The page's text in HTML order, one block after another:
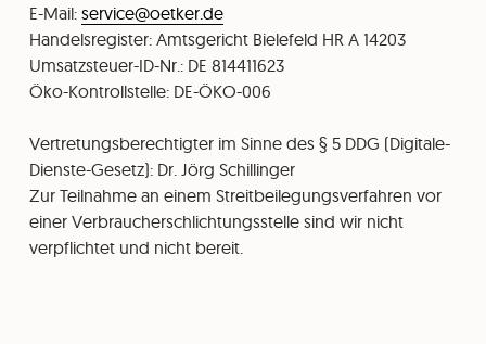
⁠E-Mail: service@oetker.de
⁠Handelsregister: Amtsgericht Bielefeld HR A 14203
⁠Umsatzsteuer-ID-Nr.: DE 814411623
Öko-Kontrollstelle: DE-ÖKO-006
Vertretungsberechtigter im Sinne des § 5 DDG (Digitale-
Dienste-Gesetz): Dr. Jörg Schillinger
Zur Teilnahme an einem Streitbeilegungsverfahren vor
einer Verbraucherschlichtungsstelle sind wir nicht
verpflichtet und nicht bereit.